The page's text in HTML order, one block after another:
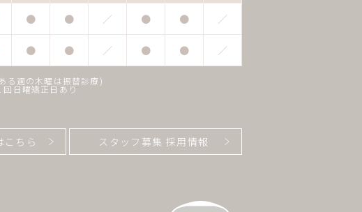
● ● ／ ● ● ／
● ● ／ ● ● ／
る週の木曜は振替診療)
日曜矯正日あり
こちら スタッフ募集 採用情報